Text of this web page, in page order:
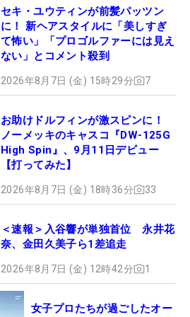
セキ・ユウティンが前髪パッツン
に！ 新ヘアスタイルに「美しすぎ
て怖い」「プロゴルファーには見え
ない」とコメント殺到
2026年8月7日 (金) 15時29分 7
お助けドルフィンが激スピンに！
ノーメッキのキャスコ『DW-125G
High Spin』、9月11日デビュー
【打ってみた】
2026年8月7日 (金) 18時36分 33
＜速報＞入谷響が単独首位 永井花
奈、金田久美子ら1差追走
2026年8月7日 (金) 12時42分 1
女子プロたちが過ごしたオー